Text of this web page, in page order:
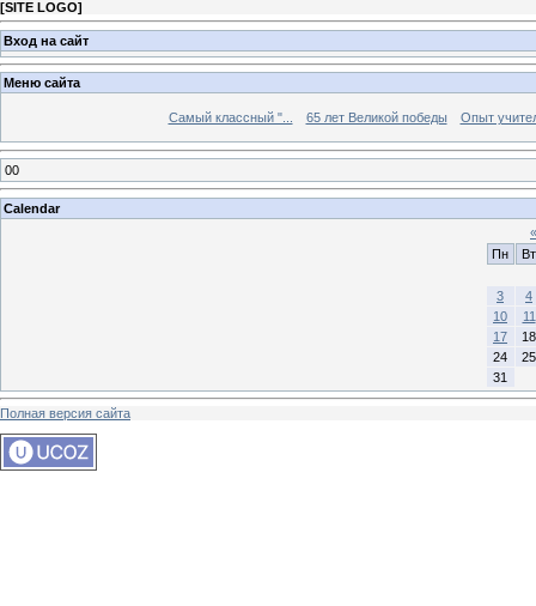
[SITE LOGO]
Вход на сайт
Меню сайта
Самый классный "... 65 лет Великой победы Опыт
00
Calendar
«
Пн
Вт
3
4
10
11
17
18
24
25
31
Полная версия сайта